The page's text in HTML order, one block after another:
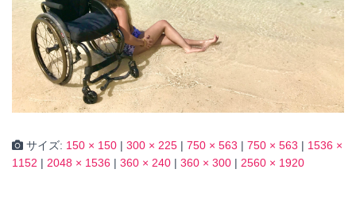
サイズ: 150 × 150 | 300 × 225 | 750 × 563 | 750 × 563 | 1536 ×
1152 | 2048 × 1536 | 360 × 240 | 360 × 300 | 2560 × 1920